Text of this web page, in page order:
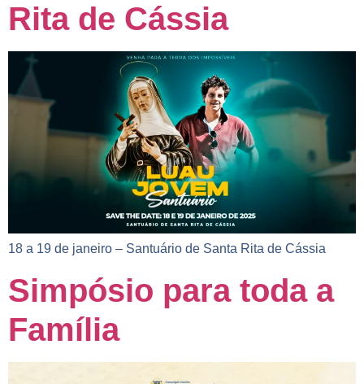
Rita de Cássia
18 a 19 de janeiro – Santuário de Santa Rita de Cássia
Simpósio para toda a
Família